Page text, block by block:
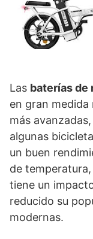
Las baterías de
en gran
más
algunas
un buen
de
tiene un
reducido su
modernas.